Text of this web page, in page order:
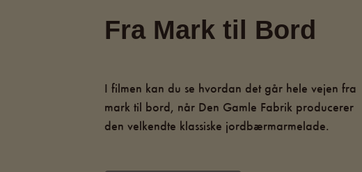
Fra Mark til Bord
I filmen kan du se hvordan det går hele vejen fra
mark til bord, når Den Gamle Fabrik producerer
den velkendte klassiske jordbærmarmelade.